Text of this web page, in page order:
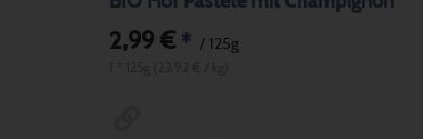
2,99 €* / 125g